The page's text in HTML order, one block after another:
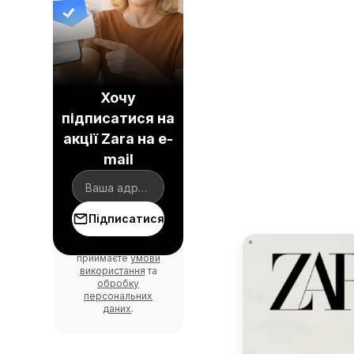
Хочу
підписатися на
акції Zara на e-
mail
Підписатися
приймаєтеумови
використання та
обробку
персональних
даних.